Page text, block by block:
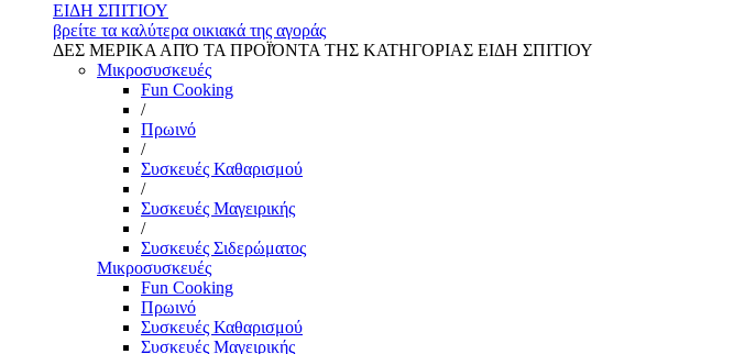
ΕΙΔΗ ΣΠΙΤΙΟΥ
βρείτε τα καλύτερα οικιακά της αγοράς
ΔΕΣ ΜΕΡΙΚΑ ΑΠΌ ΤΑ ΠΡΟΪΌΝΤΑ ΤΗΣ ΚΑΤΗΓΟΡΙΑΣ ΕΙΔΗ ΣΠΙΤΙΟΥ
Μικροσυσκευές
Fun Cooking
/
Πρωινό
/
Συσκευές Καθαρισμού
/
Συσκευές Μαγειρικής
/
Συσκευές Σιδερώματος
Μικροσυσκευές
Fun Cooking
Πρωινό
Συσκευές Καθαρισμού
Συσκευές Μαγειρικής